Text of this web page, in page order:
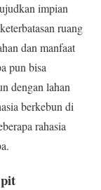
impian
ruang
dan manfaat
pun bisa
dengan lahan
berkebun di
rahasia